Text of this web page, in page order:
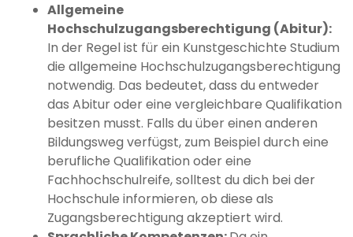
Allgemeine
Hochschulzugangsberechtigung (Abitur):
In der Regel ist für ein Kunstgeschichte Studium
die allgemeine Hochschulzugangsberechtigung
notwendig. Das bedeutet, dass du entweder
das Abitur oder eine vergleichbare Qualifikation
besitzen musst. Falls du über einen anderen
Bildungsweg verfügst, zum Beispiel durch eine
berufliche Qualifikation oder eine
Fachhochschulreife, solltest du dich bei der
Hochschule informieren, ob diese als
Zugangsberechtigung akzeptiert wird.